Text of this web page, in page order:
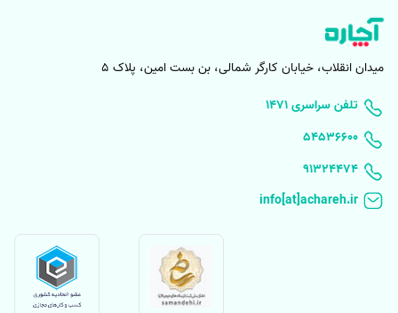
میدان انقلاب، خیابان کارگر شمالی، بن بست امین، پلاک 5
۱۴۷۱ تلفن سراسری
۵۴۵۳۶۶۰۰
91324474